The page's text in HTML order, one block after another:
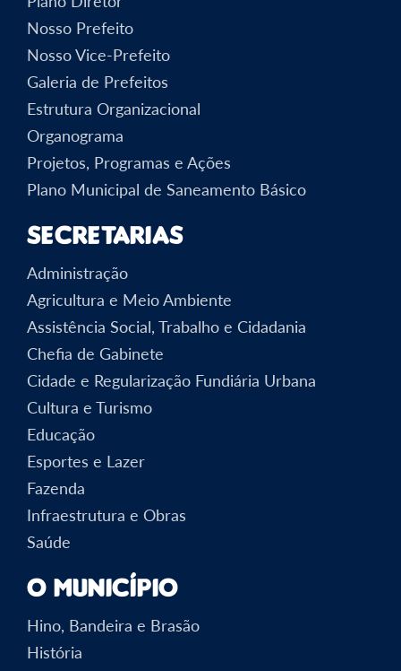
Nosso Prefeito
Nosso Vice-Prefeito
Galeria de Prefeitos
Estrutura Organizacional
Organograma
Projetos, Programas e Ações
Plano Municipal de Saneamento Básico
Secretarias
Administração
Agricultura e Meio Ambiente
Assistência Social, Trabalho e Cidadania
Chefia de Gabinete
Cidade e Regularização Fundiária Urbana
Cultura e Turismo
Educação
Esportes e Lazer
Fazenda
Infraestrutura e Obras
Saúde
O Município
Hino, Bandeira e Brasão
História